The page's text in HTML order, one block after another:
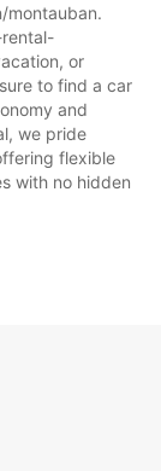
montauban.
or
to find a car
and
we pride
flexible
with no hidden